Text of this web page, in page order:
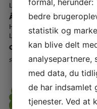
Lørdage - kl. 10.00 - 14.00
Åbningstider - Telefon ☎️
Hverdage - kl. 12.00 - 17.00
Lørdage - Lukket
CVR-nr – 61 41 59 12
Storkøbenhavns Symaskinecenter I/
bedre
statistik og
kan blive delt
analysepartnere,
med data, du
de har indsamlet
tjenester. Ved at